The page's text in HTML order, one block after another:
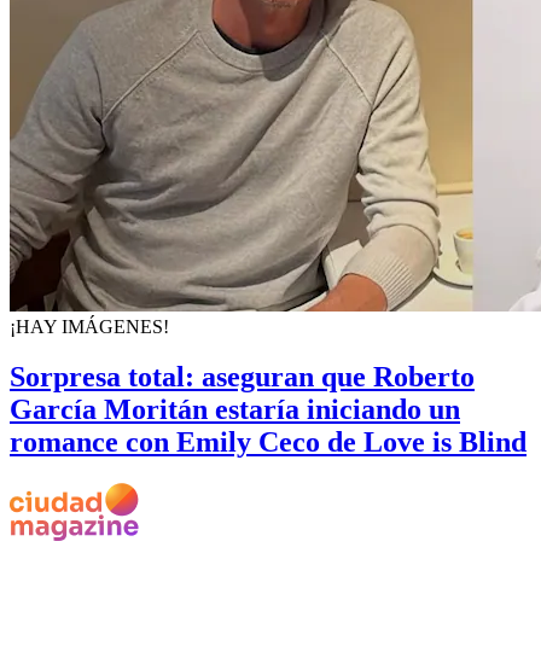
¡HAY IMÁGENES!
Sorpresa total: aseguran que Roberto
García Moritán estaría iniciando un
romance con Emily Ceco de Love is Blind